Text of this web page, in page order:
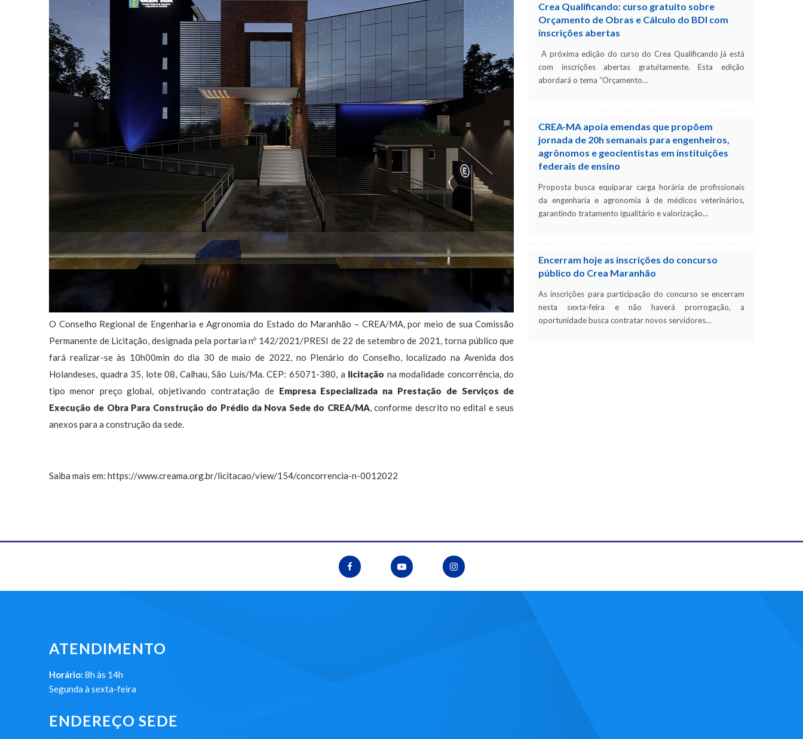
O Conselho Regional de Engenharia e Agronomia do Estado do Maranhão – CREA/MA, por meio de sua Comissão
Permanente de Licitação, designada pela portaria nº 142/2021/PRESI de 22 de setembro de 2021, torna público que
fará realizar-se às 10h00min do dia 30 de maio de 2022, no Plenário do Conselho, localizado na Avenida dos
Holandeses, quadra 35, lote 08, Calhau, São Luís/Ma. CEP: 65071-380, a licitação na modalidade concorrência, do
tipo menor preço global, objetivando contratação de Empresa Especializada na Prestação de Serviços de
Execução de Obra Para Construção do Prédio da Nova Sede do CREA/MA, conforme descrito no edital e seus
anexos para a construção da sede.
Saiba mais em: https://www.creama.org.br/licitacao/view/154/concorrencia-n-0012022
Crea Qualificando: curso gratuito sobre
Orçamento de Obras e Cálculo do BDI com
inscrições abertas
A próxima edição do curso do Crea Qualificando já está
com inscrições abertas gratuitamente. Esta edição
abordará o tema “Orçamento…
CREA-MA apoia emendas que propõem
jornada de 20h semanais para engenheiros,
agrônomos e geocientistas em instituições
federais de ensino
Proposta busca equiparar carga horária de profissionais
da engenharia e agronomia à de médicos veterinários,
garantindo tratamento igualitário e valorização…
Encerram hoje as inscrições do concurso
público do Crea Maranhão
As inscrições para participação do concurso se encerram
nesta sexta-feira e não haverá prorrogação, a
oportunidade busca contratar novos servidores…
ATENDIMENTO
Horário: 8h às 14h
Segunda à sexta-feira
ENDEREÇO SEDE